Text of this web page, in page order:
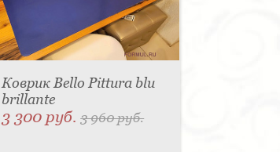
Коврик Bello Pittura blu
brillante
3 300 руб.3 960 руб.